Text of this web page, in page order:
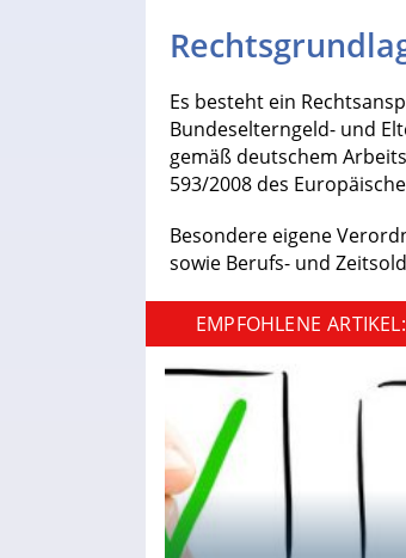
Es besteht ein
Bundeselterngeld- und
gemäß deutschem
593/2008 des
Besondere eigene
sowie Berufs- und
EMPFOHLENE ARTIKEL: